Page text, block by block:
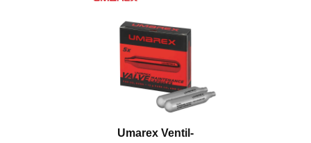
Umarex Ventil-